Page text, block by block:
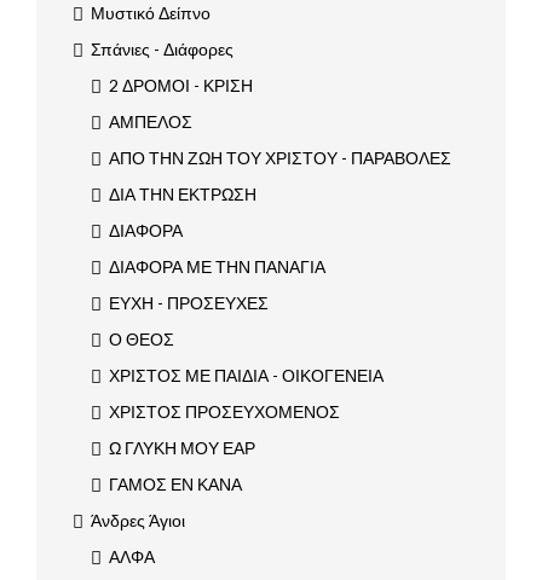
Μυστικό Δείπνο
Σπάνιες - Διάφορες
2 ΔΡΟΜΟΙ - ΚΡΙΣΗ
ΑΜΠΕΛΟΣ
ΑΠΟ ΤΗΝ ΖΩΗ ΤΟΥ ΧΡΙΣΤΟΥ - ΠΑΡΑΒΟΛΕΣ
ΔΙΑ ΤΗΝ ΕΚΤΡΩΣΗ
ΔΙΑΦΟΡΑ
ΔΙΑΦΟΡΑ ΜΕ ΤΗΝ ΠΑΝΑΓΙΑ
ΕΥΧΗ - ΠΡΟΣΕΥΧΕΣ
Ο ΘΕΟΣ
ΧΡΙΣΤΟΣ ΜΕ ΠΑΙΔΙΑ - ΟΙΚΟΓΕΝΕΙΑ
ΧΡΙΣΤΟΣ ΠΡΟΣΕΥΧΟΜΕΝΟΣ
Ω ΓΛΥΚΗ ΜΟΥ ΕΑΡ
ΓΑΜΟΣ ΕΝ ΚΑΝΑ
Άνδρες Άγιοι
ΑΛΦΑ